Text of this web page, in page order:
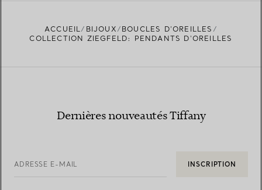
TROUVEZ LA BOUTIQUE LA PLUS PROCHE
ACCUEIL BIJOUX
BOUCLES D’OREILLES
COLLECTION ZIEGFELD: PENDANTS D'OREILLES
Dernières nouveautés Tiffany
ADRESSE E-MAIL INSCRIPTION